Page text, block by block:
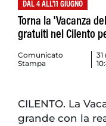
DAL 4 ALL'11 GIUGNO
Torna la 'Vacanza
gratuiti nel Cilento
Comunicato
Stampa
CILENTO. La
grande con la